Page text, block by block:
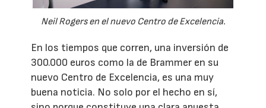
Neil Rogers en el nuevo Centro de Excelencia.
En los tiempos que corren, una inversión de
300.000 euros como la de Brammer en su
nuevo Centro de Excelencia, es una muy
buena noticia. No solo por el hecho en sí,